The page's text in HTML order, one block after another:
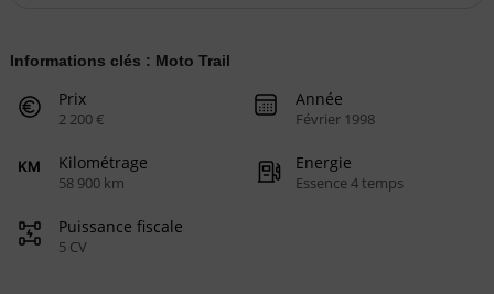
Informations clés : Moto Trail
Prix
2 200 €
Année
Février 1998
Kilométrage
58 900 km
Energie
Essence 4 temps
Puissance fiscale
5 CV